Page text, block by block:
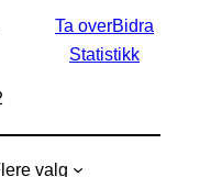
Ta overBidra
Statistikk
valg